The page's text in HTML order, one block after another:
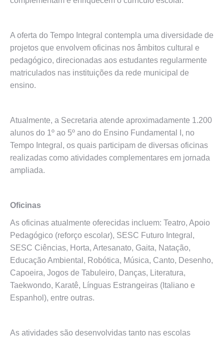
A oferta do Tempo Integral contempla uma diversidade de
projetos que envolvem oficinas nos âmbitos cultural e
pedagógico, direcionadas aos estudantes regularmente
matriculados nas instituições da rede municipal de
ensino.
Atualmente, a Secretaria atende aproximadamente 1.200
alunos do 1º ao 5º ano do Ensino Fundamental I, no
Tempo Integral, os quais participam de diversas oficinas
realizadas como atividades complementares em jornada
ampliada.
Oficinas
As oficinas atualmente oferecidas incluem: Teatro, Apoio
Pedagógico (reforço escolar), SESC Futuro Integral,
SESC Ciências, Horta, Artesanato, Gaita, Natação,
Educação Ambiental, Robótica, Música, Canto, Desenho,
Capoeira, Jogos de Tabuleiro, Danças, Literatura,
Taekwondo, Karatê, Línguas Estrangeiras (Italiano e
Espanhol), entre outras.
As atividades são desenvolvidas tanto nas escolas